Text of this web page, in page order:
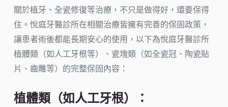
關於植牙、全瓷修復等治療，不只是做得好，還要保得
住。悅庭牙醫診所在相關治療皆擁有完善的保固政策，
讓患者術後都能長期安心的使用，以下為悅庭牙醫診所
植體類（如人工牙根等）、瓷塊類（如全瓷冠、陶瓷貼
片、齒雕等）的完整保固內容：
植體類（如人工牙根）：